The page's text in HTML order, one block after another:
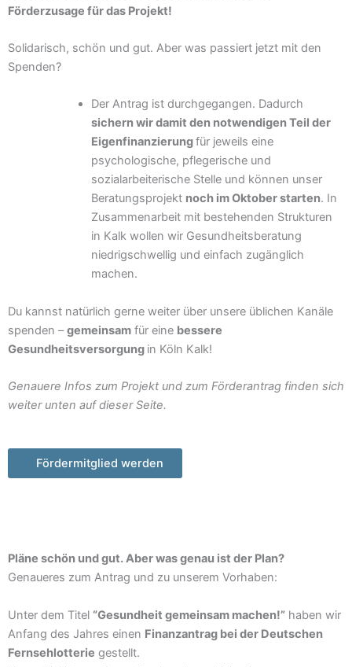
Förderzusage für das Projekt!
Solidarisch, schön und gut. Aber was passiert jetzt mit den
Spenden?
Der Antrag ist durchgegangen. Dadurch
sichern wir damit den notwendigen Teil der
Eigenfinanzierungfür jeweils eine
psychologische, pflegerische und
sozialarbeiterische Stelle und können unser
Beratungsprojekt noch im Oktober starten. In
Zusammenarbeit mit bestehenden Strukturen
in Kalk wollen wir Gesundheitsberatung
niedrigschwellig und einfach zugänglich
machen.
Du kannst natürlich gerne weiter über unsere üblichen Kanäle
spenden –gemeinsam für eine bessere
Gesundheitsversorgung in Köln Kalk!
Genauere Infos zum Projekt und zum Förderantrag finden sich
weiter unten auf dieser Seite.
Fördermitglied werden
Pläne schön und gut. Aber was genau ist der Plan?
Genaueres zum Antrag und zu unserem Vorhaben:
Unter dem Titel “Gesundheit gemeinsam machen!” haben wir
Anfang des Jahres einen Finanzantrag bei der Deutschen
Fernsehlotterie gestellt.